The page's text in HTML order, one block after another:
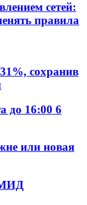
сетей:
правила
сохранив
до 16:00 6
или новая
МИД